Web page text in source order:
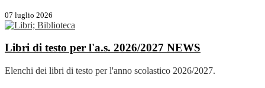
07 luglio 2026
Libri di testo per l'a.s. 2026/2027 NEWS
Elenchi dei libri di testo per l'anno scolastico 2026/2027.